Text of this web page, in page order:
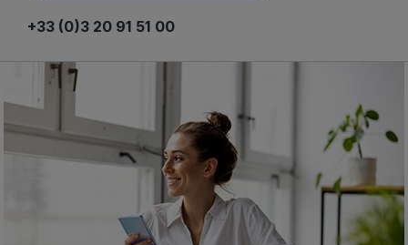
+33 (0)3 20 91 51 00